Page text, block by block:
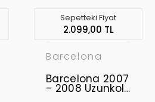
Sepetteki Fiyat
2.099,00 TL
Barcelona
Barcelona 2007
- 2008 Uzunkol